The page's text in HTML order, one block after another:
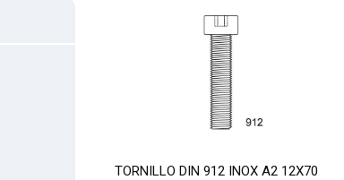
TORNILLO DIN 912 INOX A2 12X70